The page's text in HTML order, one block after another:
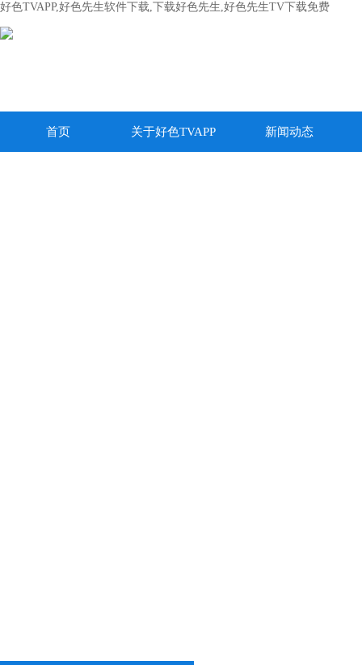
好色TVAPP,好色先生软件下载,下载好色先生,好色先生TV下载免费
首页 关于好色TVAPP 新闻动态